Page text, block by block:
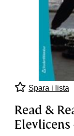
Spara i lista
Read &
Elevlicens